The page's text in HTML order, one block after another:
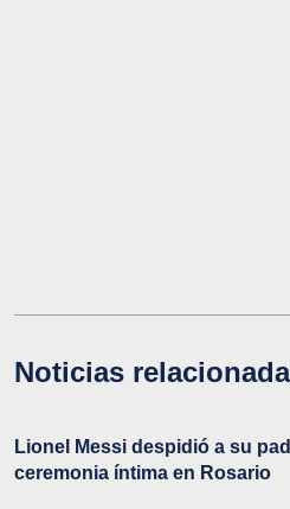
Noticias
Lionel Messi despidió a su
ceremonia íntima en Rosario